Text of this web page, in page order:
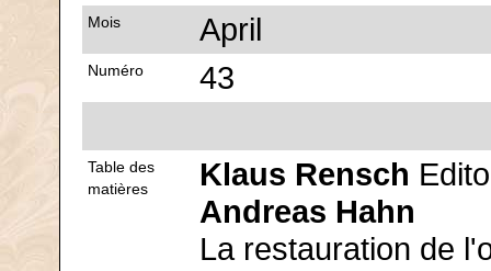
Mois April
Numéro 43
Table des
matières
Klaus Rensch
Andreas Hahn
La restauration de